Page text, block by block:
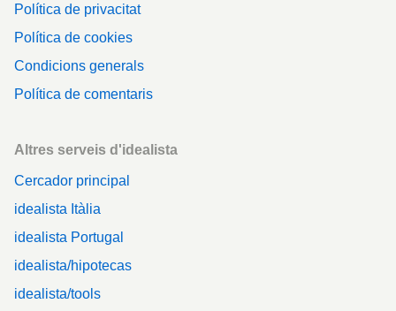
Política de privacitat
Política de cookies
Condicions generals
Política de comentaris
Altres serveis d'idealista
Cercador principal
idealista Itàlia
idealista Portugal
idealista/hipotecas
idealista/tools